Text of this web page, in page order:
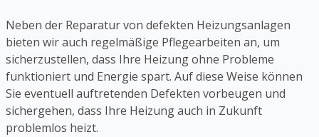
Neben der Reparatur von defekten Heizungsanlagen
bieten wir auch regelmäßige Pflegearbeiten an, um
sicherzustellen, dass Ihre Heizung ohne Probleme
funktioniert und Energie spart. Auf diese Weise können
Sie eventuell auftretenden Defekten vorbeugen und
sichergehen, dass Ihre Heizung auch in Zukunft
problemlos heizt.